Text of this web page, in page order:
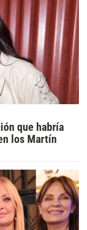
que habría
los Martín